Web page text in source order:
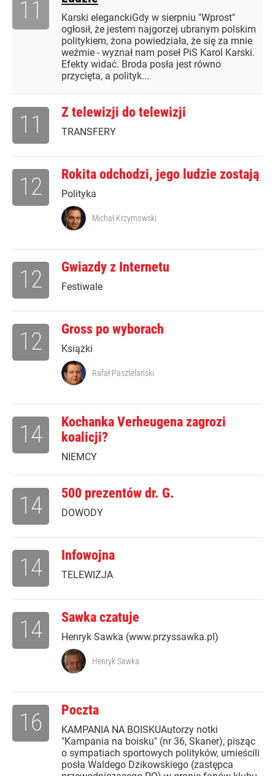
Karski eleganckiGdy w sierpniu "Wprost"
ogłosił, że jestem najgorzej ubranym polskim
politykiem, żona powiedziała, że się za mnie
weźmie - wyznał nam poseł PiS Karol Karski.
Efekty widać. Broda posła jest równo
przycięta, a polityk...
11
Z telewizji do telewizji
TRANSFERY
11
Rokita odchodzi, jego ludzie zostają
Polityka
12
Michał Krzymowski
Gwiazdy z Internetu
Festiwale
12
Gross po wyborach
Książki
12
Rafał Pasztelański
Kochanka Verheugena zagrozi
koalicji?
NIEMCY
14
500 prezentów dr. G.
DOWODY
14
Infowojna
TELEWIZJA
14
Sawka czatuje
Henryk Sawka (www.przyssawka.pl)
14
Henryk Sawka
Poczta
KAMPANIA NA BOISKUAutorzy notki
"Kampania na boisku" (nr 36, Skaner), pisząc
o sympatiach sportowych polityków, umieścili
posła Waldego Dzikowskiego (zastępca
16